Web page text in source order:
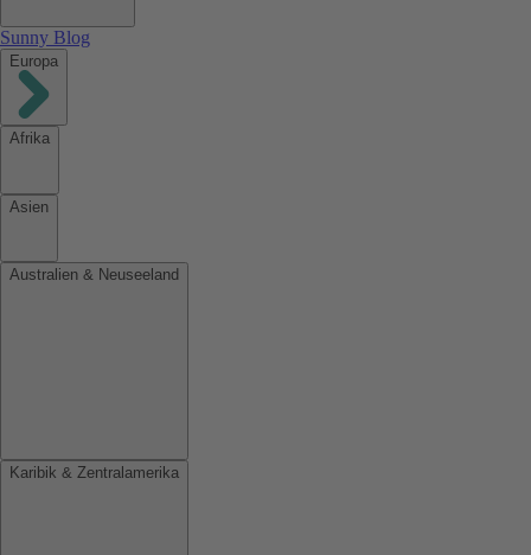
Sunny Blog
Europa
Afrika
Asien
Australien & Neuseeland
Karibik & Zentralamerika